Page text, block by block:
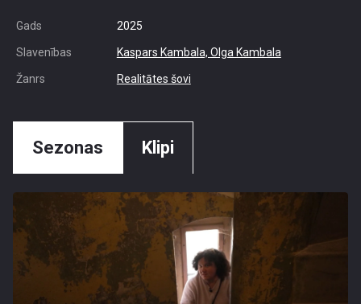
Gads 2025
Slavenības Kaspars Kambala, Olga Kambala
Žanrs Realitātes šovi
Sezonas Klipi